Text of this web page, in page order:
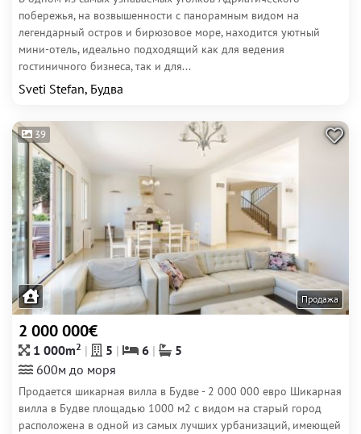
побережья, на возвышенности с панорамным видом на
легендарный остров и бирюзовое море, находится уютный
мини-отель, идеально подходящий как для ведения
гостиничного бизнеса, так и для...
Sveti Stefan, Будва
39
Продажа
2 000 000€
1 000m2 5 6
5
600м до моря
Продается шикарная вилла в Будве - 2 000 000 евро Шикарная
вилла в Будве площадью 1000 м2 с видом на старый город
расположена в одной из самых лучших урбанизаций, имеющей